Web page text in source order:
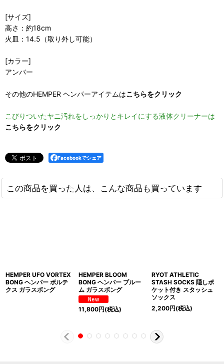
[サイズ]
高さ：約18cm
火皿：14.5（取り外し可能）
[カラー]
アンバー
その他のHEMPER ヘンパーアイテムはこちらをクリック
こびりついたヤニ汚れをしっかりとキレイにする液体クリーナーは
こちらをクリック
Facebookでシェア
この商品を買った人は、こんな商品も買っています
HEMPER UFO VORTEX
BONG ヘンパー ボルテ
クス ガラスボング
HEMPER BLOOM
BONG ヘンパー ブルー
ム ガラスボング
11,800円(税込)
RYOT ATHLETIC
STASH SOCKS 隠しポ
ケット付き スタッシュ
ソックス
2,200円(税込)